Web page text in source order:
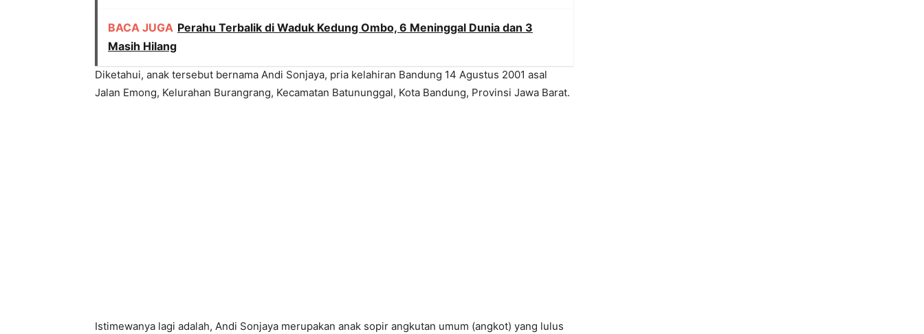
BACA JUGA Perahu Terbalik di Waduk Kedung Ombo, 6 Meninggal Dunia dan 3
Masih Hilang
Diketahui, anak tersebut bernama Andi Sonjaya, pria kelahiran Bandung 14 Agustus 2001 asal
Jalan Emong, Kelurahan Burangrang, Kecamatan Batununggal, Kota Bandung, Provinsi Jawa Barat.
Istimewanya lagi adalah, Andi Sonjaya merupakan anak sopir angkutan umum (angkot) yang lulus